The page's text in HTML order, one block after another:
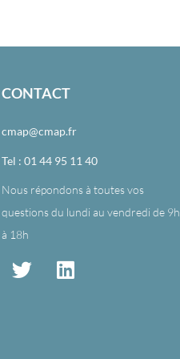
CONTACT
cmap@cmap.fr
Tel : 01 44 95 11 40
Nous répondons à toutes vos
questions du lundi au vendredi de 9h
à 18h